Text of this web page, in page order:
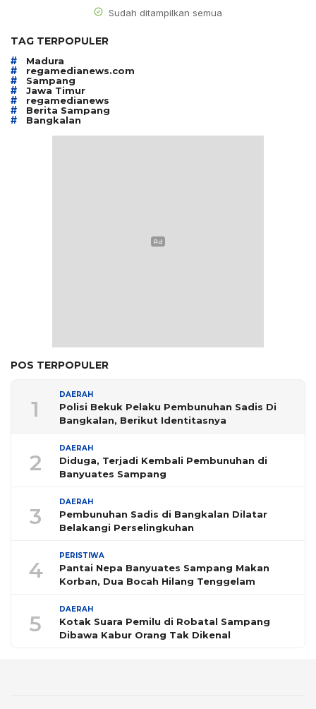
Sudah ditampilkan semua
TAG TERPOPULER
# Madura
# regamedianews.com
# Sampang
# Jawa Timur
# regamedianews
# Berita Sampang
# Bangkalan
POS TERPOPULER
1
DAERAH
Polisi Bekuk Pelaku Pembunuhan Sadis Di
Bangkalan, Berikut Identitasnya
2
DAERAH
Diduga, Terjadi Kembali Pembunuhan di
Banyuates Sampang
3
DAERAH
Pembunuhan Sadis di Bangkalan Dilatar
Belakangi Perselingkuhan
4
PERISTIWA
Pantai Nepa Banyuates Sampang Makan
Korban, Dua Bocah Hilang Tenggelam
5
DAERAH
Kotak Suara Pemilu di Robatal Sampang
Dibawa Kabur Orang Tak Dikenal